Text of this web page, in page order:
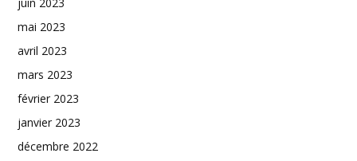
mai 2023
avril 2023
mars 2023
février 2023
janvier 2023
décembre 2022